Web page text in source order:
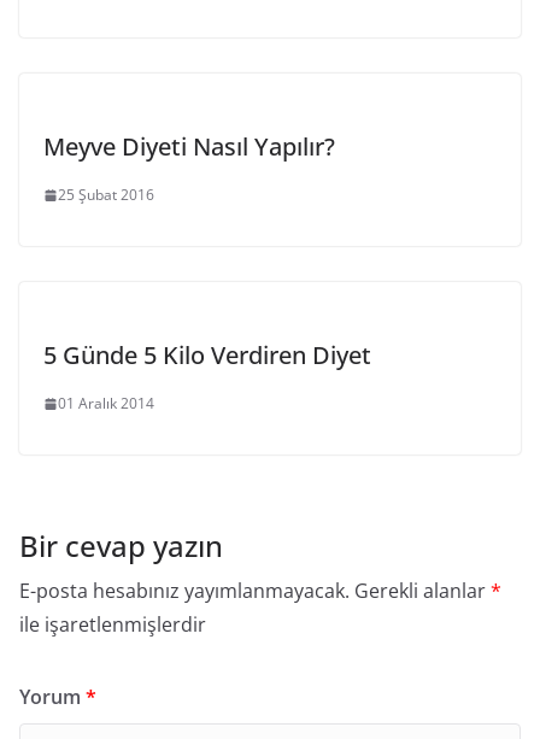
Meyve Diyeti Nasıl Yapılır?
25 Şubat 2016
5 Günde 5 Kilo Verdiren Diyet
01 Aralık 2014
Bir cevap yazın
E-posta hesabınız yayımlanmayacak. Gerekli alanlar*
ile işaretlenmişlerdir
Yorum *